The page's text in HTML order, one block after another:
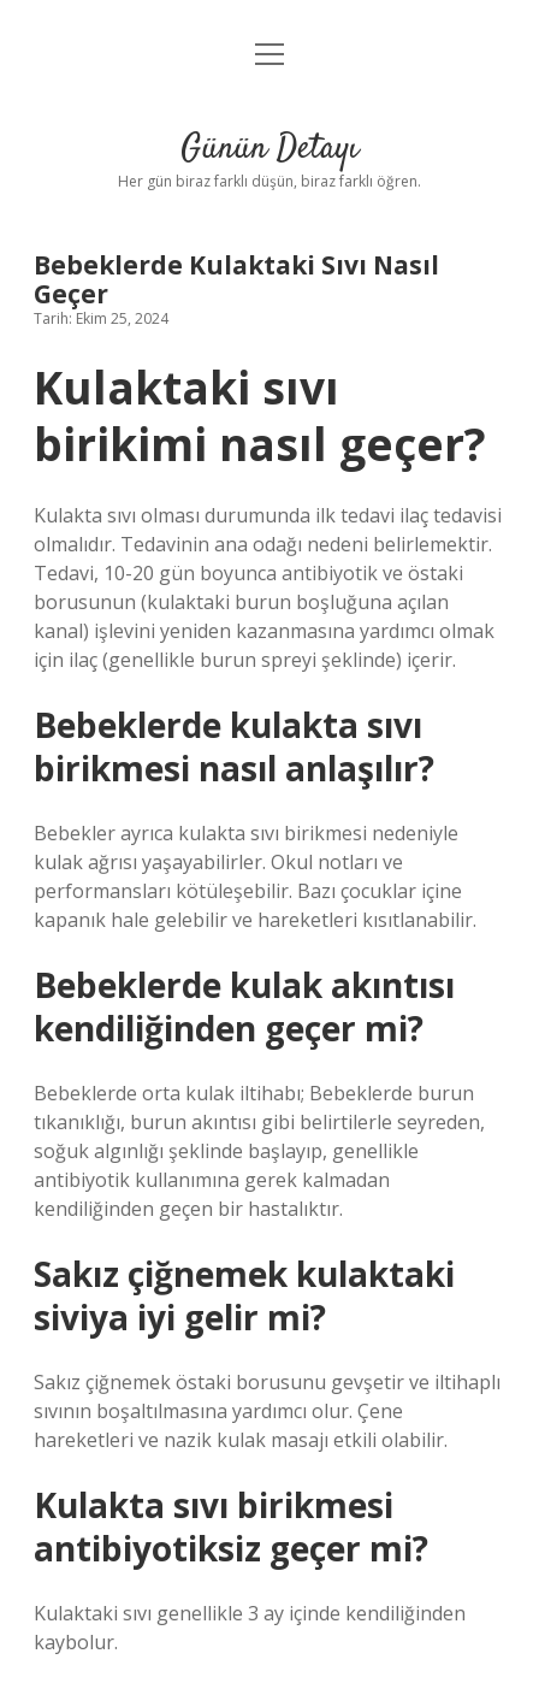
Anasayfa
Yasal Uyarı
menüyü
Günün Detayı
Her gün biraz farklı düşün, biraz farklı öğren.
Bebeklerde Kulaktaki Sıvı Nasıl
Geçer
Tarih: Ekim 25, 2024
Kulaktaki sıvı
birikimi nasıl geçer?
Kulakta sıvı olması durumunda ilk tedavi ilaç tedavisi
olmalıdır. Tedavinin ana odağı nedeni belirlemektir.
Tedavi, 10-20 gün boyunca antibiyotik ve östaki
borusunun (kulaktaki burun boşluğuna açılan
kanal) işlevini yeniden kazanmasına yardımcı olmak
için ilaç (genellikle burun spreyi şeklinde) içerir.
Bebeklerde kulakta sıvı
birikmesi nasıl anlaşılır?
Bebekler ayrıca kulakta sıvı birikmesi nedeniyle
kulak ağrısı yaşayabilirler. Okul notları ve
performansları kötüleşebilir. Bazı çocuklar içine
kapanık hale gelebilir ve hareketleri kısıtlanabilir.
Bebeklerde kulak akıntısı
kendiliğinden geçer mi?
Bebeklerde orta kulak iltihabı; Bebeklerde burun
tıkanıklığı, burun akıntısı gibi belirtilerle seyreden,
soğuk algınlığı şeklinde başlayıp, genellikle
antibiyotik kullanımına gerek kalmadan
kendiliğinden geçen bir hastalıktır.
Sakız çiğnemek kulaktaki
siviya iyi gelir mi?
Sakız çiğnemek östaki borusunu gevşetir ve iltihaplı
sıvının boşaltılmasına yardımcı olur. Çene
hareketleri ve nazik kulak masajı etkili olabilir.
Kulakta sıvı birikmesi
antibiyotiksiz geçer mi?
Kulaktaki sıvı genellikle 3 ay içinde kendiliğinden
kaybolur.